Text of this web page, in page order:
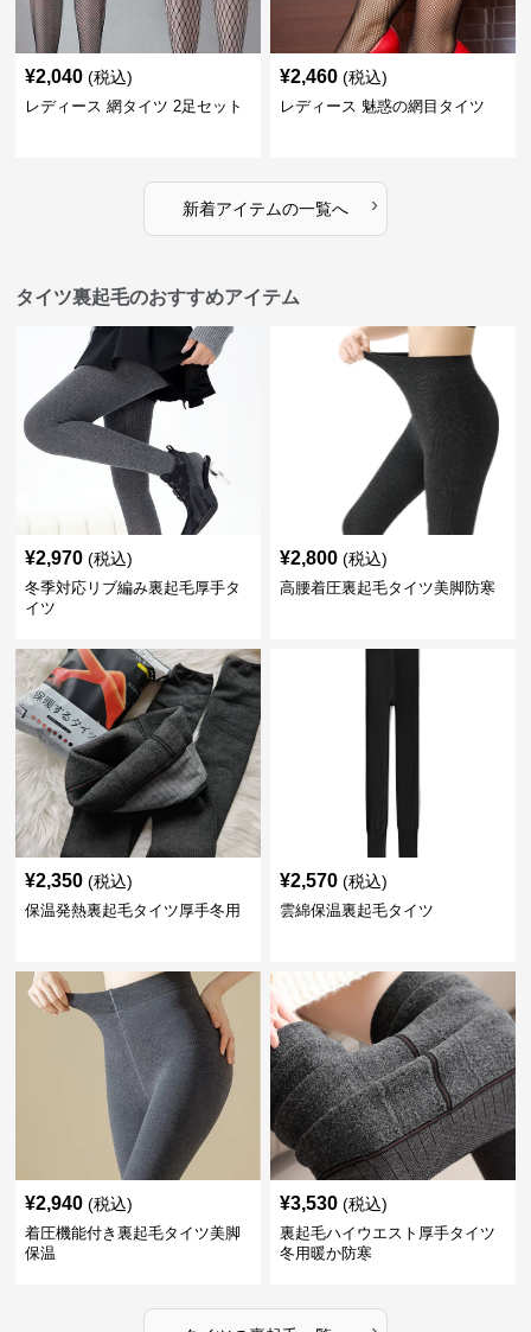
¥2,040 (税込)
レディース 網タイツ 2足セット
¥2,460 (税込)
レディース 魅惑の網目タイツ
新着アイテムの一覧へ ›
タイツ裏起毛のおすすめアイテム
¥2,970 (税込)
冬季対応リブ編み裏起毛厚手タ
イツ
¥2,800 (税込)
高腰着圧裏起毛タイツ美脚防寒
¥2,350 (税込)
保温発熱裏起毛タイツ厚手冬用
¥2,570 (税込)
雲綿保温裏起毛タイツ
¥2,940 (税込)
着圧機能付き裏起毛タイツ美脚
保温
¥3,530 (税込)
裏起毛ハイウエスト厚手タイツ
冬用暖か防寒